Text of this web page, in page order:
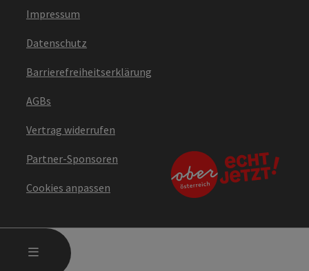
MENÜ
Impressum
Datenschutz
Barrierefreiheitserklärung
AGBs
Vertrag widerrufen
Partner-Sponsoren
Cookies anpassen